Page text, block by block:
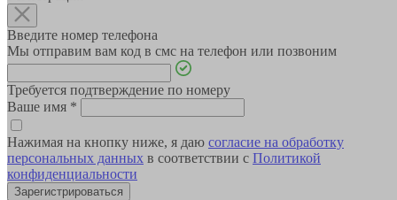
Введите номер телефона
Мы отправим вам код в смс на телефон или позвоним
Требуется подтверждение по номеру
Ваше имя *
Нажимая на кнопку ниже, я даю согласие на обработку
персональных данных в соответствии с Политикой
конфиденциальности
Зарегистрироваться